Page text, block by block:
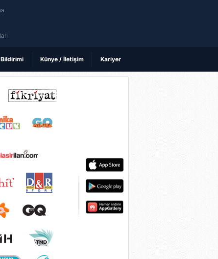
Künye / İletişim Kariyer